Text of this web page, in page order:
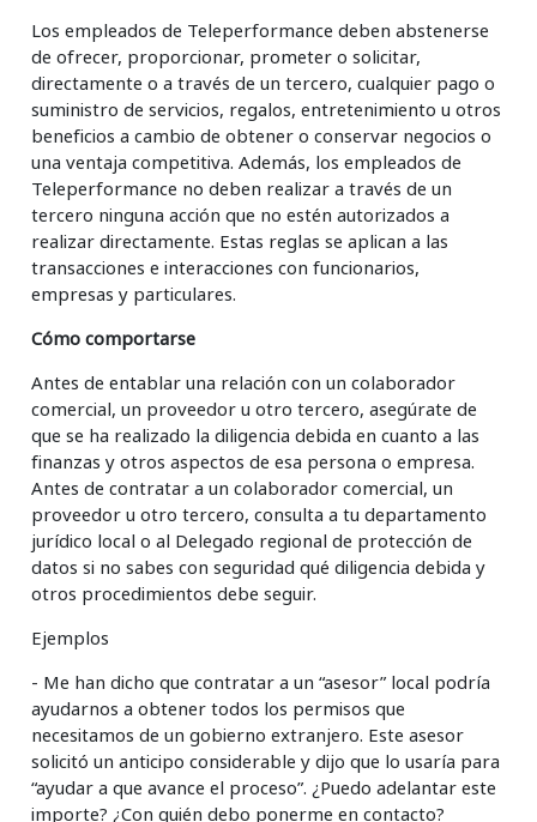
Los empleados de Teleperformance deben abstenerse
de ofrecer, proporcionar, prometer o solicitar,
directamente o a través de un tercero, cualquier pago o
suministro de servicios, regalos, entretenimiento u otros
beneficios a cambio de obtener o conservar negocios o
una ventaja competitiva. Además, los empleados de
Teleperformance no deben realizar a través de un
tercero ninguna acción que no estén autorizados a
realizar directamente. Estas reglas se aplican a las
transacciones e interacciones con funcionarios,
empresas y particulares.
Cómo comportarse
Antes de entablar una relación con un colaborador
comercial, un proveedor u otro tercero, asegúrate de
que se ha realizado la diligencia debida en cuanto a las
finanzas y otros aspectos de esa persona o empresa.
Antes de contratar a un colaborador comercial, un
proveedor u otro tercero, consulta a tu departamento
jurídico local o al Delegado regional de protección de
datos si no sabes con seguridad qué diligencia debida y
otros procedimientos debe seguir.
Ejemplos
- Me han dicho que contratar a un “asesor” local podría
ayudarnos a obtener todos los permisos que
necesitamos de un gobierno extranjero. Este asesor
solicitó un anticipo considerable y dijo que lo usaría para
“ayudar a que avance el proceso”. ¿Puedo adelantar este
importe? ¿Con quién debo ponerme en contacto?